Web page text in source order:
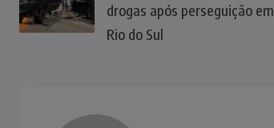
drogas após perseguição em
Rio do Sul